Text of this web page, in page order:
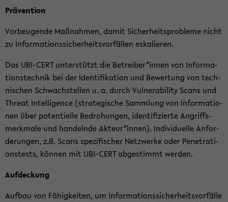
Prä­ven­ti­on
Vor­beu­gen­de Maß­nah­men, damit Si­cher­heits­pro­ble­me nicht
zu In­for­ma­ti­ons­si­cher­heits­vor­fäl­len es­ka­lie­ren.
Das UBI-​CERT un­ter­stützt die Be­trei­ber*innen von In­for­ma­
ti­ons­tech­nik bei der Iden­ti­fi­ka­ti­on und Be­wer­tung von tech­
ni­schen Schwach­stel­len u. a. durch Vul­nera­bi­li­ty Scans und
Th­re­at In­tel­li­gence (stra­te­gi­sche Samm­lung von In­for­ma­tio­
nen über po­ten­ti­el­le Be­dro­hun­gen, iden­ti­fi­zier­te An­griffs­
merk­ma­le und han­deln­de Ak­teur*innen). In­di­vi­du­el­le An­for­
de­run­gen, z.B. Scans spe­zi­fi­scher Netz­wer­ke oder Pe­ne­tra­ti­
ons­tests, kön­nen mit UBI-​CERT ab­ge­stimmt wer­den.
Auf­de­ckung
Auf­bau von Fä­hig­kei­ten, um In­for­ma­ti­ons­si­cher­heits­vor­fäl­le